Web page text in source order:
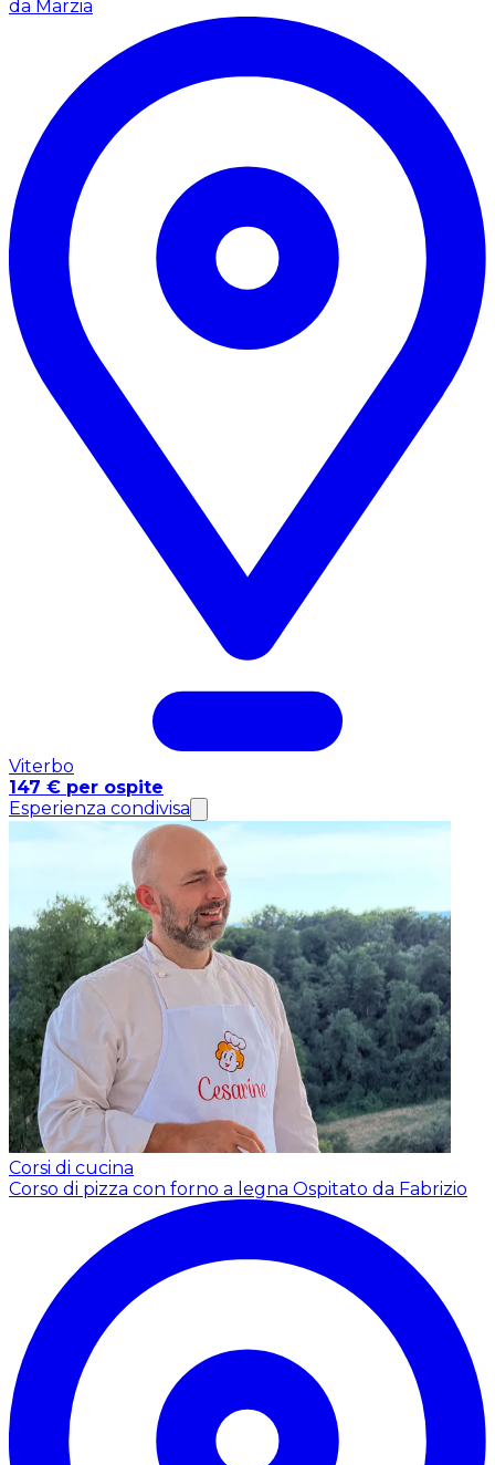
da Marzia
Viterbo
147 € per ospite
Esperienza condivisa
Corsi di cucina
Corso di pizza con forno a legna Ospitato da Fabrizio